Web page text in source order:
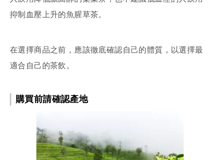
抑制血壓上升的魚腥草茶。
在選擇商品之前，應該徹底確認自己的體質，以選擇最
適合自己的茶飲。
購買前請確認產地